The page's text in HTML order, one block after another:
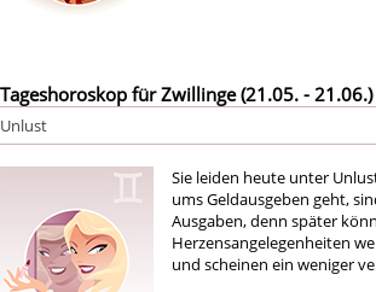
Tageshoroskop für Zwillinge (21.05. - 21.06.)
Unlust
Sie leiden heute unter
ums Geldausgeben geht,
Ausgaben, denn später
Herzensangelegenheiten
und scheinen ein weniger